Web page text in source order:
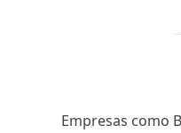
Empresas como